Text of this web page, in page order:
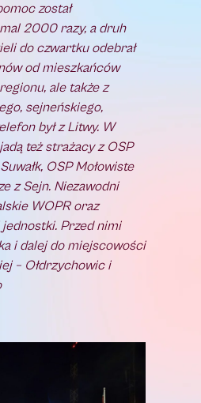
został
2000 razy, a druh
do czwartku odebrał
od mieszkańców
ale także z
sejneńskiego,
był z Litwy. W
też strażacy z OSP
OSP Mołowiste
z Sejn. Niezawodni
WOPR oraz
Przed nimi
i dalej do miejscowości
– Ołdrzychowic i